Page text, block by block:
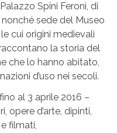
Spini Feroni, di
sede del Museo
cui origini medievali
la storia del
che lo hanno abitato,
d’uso nei secoli.
al 3 aprile 2016 –
opere d’arte, dipinti,
filmati,